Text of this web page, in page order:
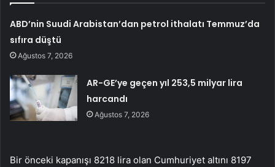
ABD’nin Suudi Arabistan’dan petrol ithalatı Temmuz’da
sıfıra düştü
Ağustos 7, 2026
AR-GE’ye geçen yıl 253,5 milyar lira
harcandı
Ağustos 7, 2026
Bir önceki kapanışı 8218 lira olan Cumhuriyet altını 8197